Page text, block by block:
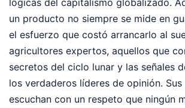
un producto no siempre se mide en
el esfuerzo que costó arrancarlo al
agricultores expertos, aquellos que
secretos del ciclo lunar y las señales
los verdaderos líderes de opinión.
escuchan con un respeto que ningún